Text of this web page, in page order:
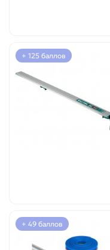
+ 125 баллов
+ 49 баллов